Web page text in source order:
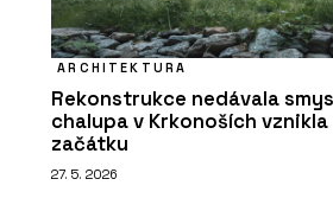
ARCHITEKTURA
Rekonstrukce nedávala
chalupa v Krkonoších
začátku
27. 5. 2026